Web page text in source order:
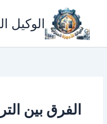
المحتوى
الوكيل
الفرق بين